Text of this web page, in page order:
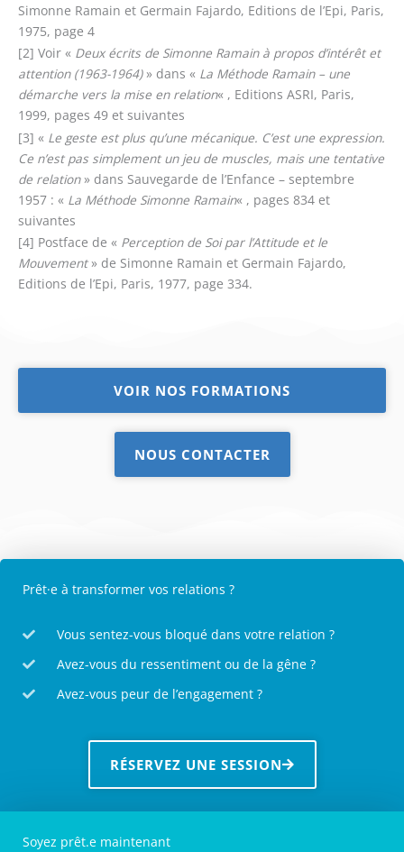
Simonne Ramain et Germain Fajardo, Editions de l’Epi, Paris,
1975, page 4
[2] Voir « Deux écrits de Simonne Ramain à propos d’intérêt et
attention (1963-1964)» dans « La Méthode Ramain – une
démarche vers la mise en relation« , Editions ASRI, Paris,
1999, pages 49 et suivantes
[3] « Le geste est plus qu’une mécanique. C’est une expression.
Ce n’est pas simplement un jeu de muscles, mais une tentative
de relation» dans Sauvegarde de l’Enfance – septembre
1957 : « La Méthode Simonne Ramain« , pages 834 et
suivantes
[4] Postface de « Perception de Soi par l’Attitude et le
Mouvement» de Simonne Ramain et Germain Fajardo,
Editions de l’Epi, Paris, 1977, page 334.
VOIR NOS FORMATIONS
NOUS CONTACTER
Prêt·e à transformer vos relations ?
Vous sentez-vous bloqué dans votre relation ?
Avez-vous du ressentiment ou de la gêne ?
Avez-vous peur de l’engagement ?
RÉSERVEZ UNE SESSION
Soyez prêt.e maintenant